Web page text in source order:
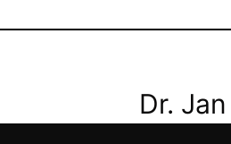
Dr.